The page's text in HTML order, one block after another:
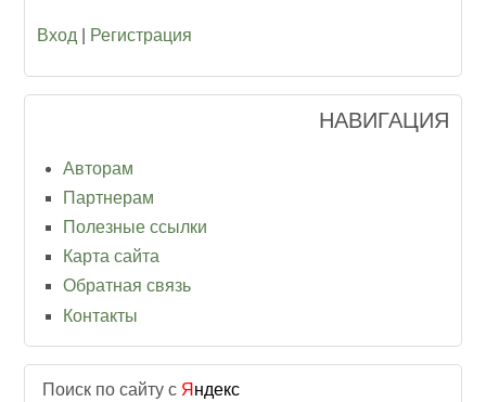
Вход Регистрация
НАВИГАЦИЯ
Авторам
Партнерам
Полезные ссылки
Карта сайта
Обратная связь
Контакты
Поиск по сайту с Я ндекс